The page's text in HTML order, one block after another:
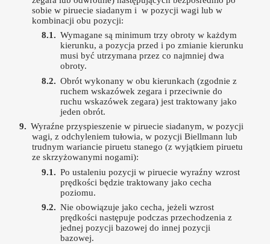
sobie w piruecie siadanym i w pozycji wagi lub w
kombinacji obu pozycji:
Wymagane są minimum trzy obroty w każdym
kierunku, a pozycja przed i po zmianie kierunku
musi być utrzymana przez co najmniej dwa
obroty.
Obrót wykonany w obu kierunkach (zgodnie z
ruchem wskazówek zegara i przeciwnie do
ruchu wskazówek zegara) jest traktowany jako
jeden obrót.
Wyraźne przyspieszenie w piruecie siadanym, w pozycji
wagi, z odchyleniem tułowia, w pozycji Biellmann lub
trudnym wariancie piruetu stanego (z wyjątkiem piruetu
ze skrzyżowanymi nogami):
Po ustaleniu pozycji w piruecie wyraźny wzrost
prędkości będzie traktowany jako cecha
poziomu.
Nie obowiązuje jako cecha, jeżeli wzrost
prędkości następuje podczas przechodzenia z
jednej pozycji bazowej do innej pozycji
bazowej.